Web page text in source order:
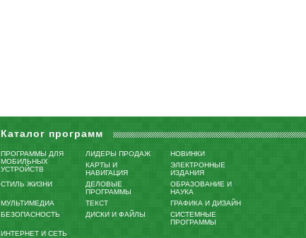
Каталог программ
ПРОГРАММЫ ДЛЯ
МОБИЛЬНЫХ
УСТРОЙСТВ
ЛИДЕРЫ ПРОДАЖ
НОВИНКИ
КАРТЫ И
НАВИГАЦИЯ
ЭЛЕКТРОННЫЕ
ИЗДАНИЯ
СТИЛЬ ЖИЗНИ
ДЕЛОВЫЕ
ПРОГРАММЫ
ОБРАЗОВАНИЕ И
НАУКА
МУЛЬТИМЕДИА
ТЕКСТ
ГРАФИКА И ДИЗАЙН
БЕЗОПАСНОСТЬ
ДИСКИ И ФАЙЛЫ
СИСТЕМНЫЕ
ПРОГРАММЫ
ИНТЕРНЕТ И СЕТЬ